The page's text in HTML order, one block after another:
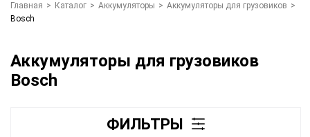
Главная > Каталог > Аккумуляторы > Аккумуляторы для грузовиков >
Bosch
Аккумуляторы для грузовиков
Bosch
ФИЛЬТРЫ